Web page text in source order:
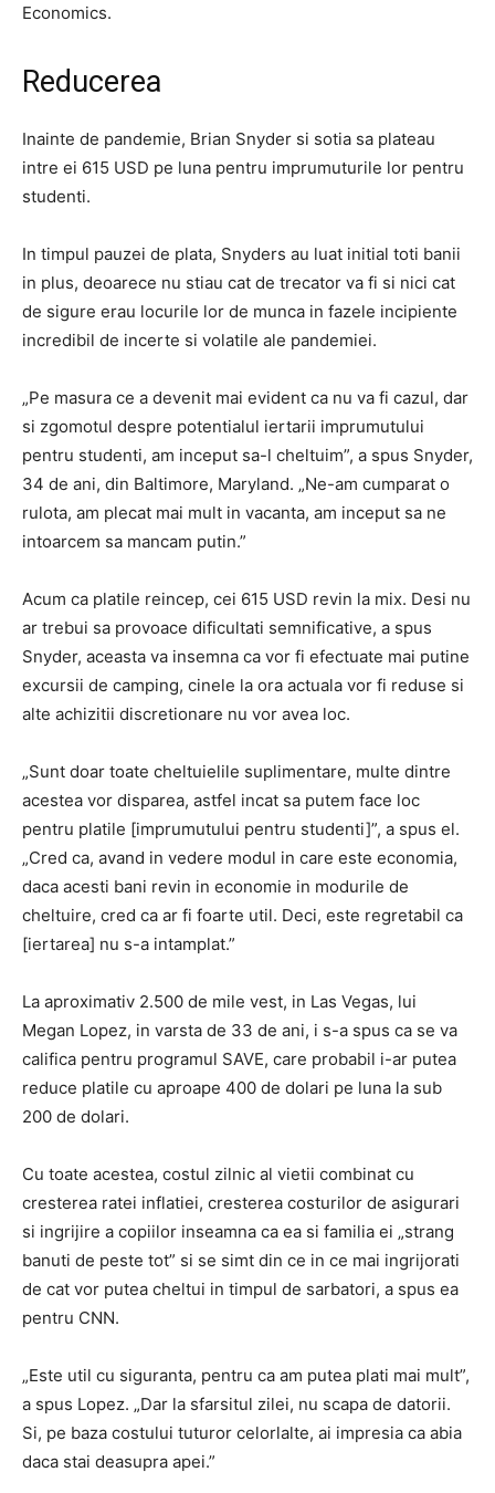
Economics.
Reducerea
Inainte de pandemie, Brian Snyder si sotia sa plateau
intre ei 615 USD pe luna pentru imprumuturile lor pentru
studenti.
In timpul pauzei de plata, Snyders au luat initial toti banii
in plus, deoarece nu stiau cat de trecator va fi si nici cat
de sigure erau locurile lor de munca in fazele incipiente
incredibil de incerte si volatile ale pandemiei.
„Pe masura ce a devenit mai evident ca nu va fi cazul, dar
si zgomotul despre potentialul iertarii imprumutului
pentru studenti, am inceput sa-l cheltuim”, a spus Snyder,
34 de ani, din Baltimore, Maryland. „Ne-am cumparat o
rulota, am plecat mai mult in vacanta, am inceput sa ne
intoarcem sa mancam putin.”
Acum ca platile reincep, cei 615 USD revin la mix. Desi nu
ar trebui sa provoace dificultati semnificative, a spus
Snyder, aceasta va insemna ca vor fi efectuate mai putine
excursii de camping, cinele la ora actuala vor fi reduse si
alte achizitii discretionare nu vor avea loc.
„Sunt doar toate cheltuielile suplimentare, multe dintre
acestea vor disparea, astfel incat sa putem face loc
pentru platile [imprumutului pentru studenti]”, a spus el.
„Cred ca, avand in vedere modul in care este economia,
daca acesti bani revin in economie in modurile de
cheltuire, cred ca ar fi foarte util. Deci, este regretabil ca
[iertarea] nu s-a intamplat.”
La aproximativ 2.500 de mile vest, in Las Vegas, lui
Megan Lopez, in varsta de 33 de ani, i s-a spus ca se va
califica pentru programul SAVE, care probabil i-ar putea
reduce platile cu aproape 400 de dolari pe luna la sub
200 de dolari.
Cu toate acestea, costul zilnic al vietii combinat cu
cresterea ratei inflatiei, cresterea costurilor de asigurari
si ingrijire a copiilor inseamna ca ea si familia ei „strang
banuti de peste tot” si se simt din ce in ce mai ingrijorati
de cat vor putea cheltui in timpul de sarbatori, a spus ea
pentru CNN.
„Este util cu siguranta, pentru ca am putea plati mai mult”,
a spus Lopez. „Dar la sfarsitul zilei, nu scapa de datorii.
Si, pe baza costului tuturor celorlalte, ai impresia ca abia
daca stai deasupra apei.”